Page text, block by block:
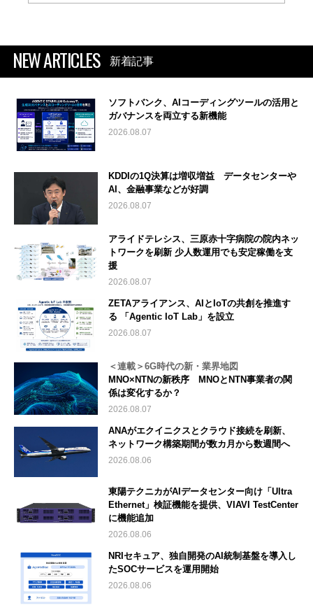
NEW ARTICLES 新着記事
ソフトバンク、AIコーディングツールの活用と
ガバナンスを両立する新機能
2026.08.07
KDDIの1Q決算は増収増益 データセンターや
AI、金融事業などが好調
2026.08.07
アライドテレシス、三原赤十字病院の院内ネッ
トワークを刷新 少人数運用でも安定稼働を支
援
2026.08.07
ZETAアライアンス、AIとIoTの共創を推進す
る 「Agentic IoT Lab」を設立
2026.08.07
＜連載＞6G時代の新・業界地図
MNO×NTNの新秩序 MNOとNTN事業者の関
係は変化するか？
2026.08.07
ANAがエクイニクスとクラウド接続を刷新、
ネットワーク構築期間が数カ月から数週間へ
2026.08.06
東陽テクニカがAIデータセンター向け「Ultra
Ethernet」検証機能を提供、VIAVI TestCenter
に機能追加
2026.08.06
NRIセキュア、独自開発のAI統制基盤を導入し
たSOCサービスを運用開始
2026.08.06